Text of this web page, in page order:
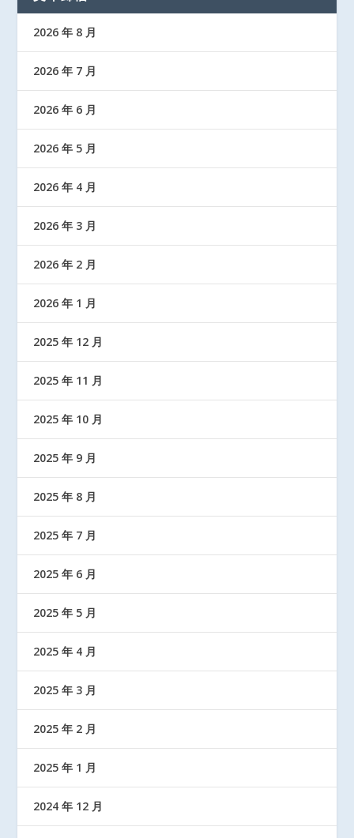
2026 年 8 月
2026 年 7 月
2026 年 6 月
2026 年 5 月
2026 年 4 月
2026 年 3 月
2026 年 2 月
2026 年 1 月
2025 年 12 月
2025 年 11 月
2025 年 10 月
2025 年 9 月
2025 年 8 月
2025 年 7 月
2025 年 6 月
2025 年 5 月
2025 年 4 月
2025 年 3 月
2025 年 2 月
2025 年 1 月
2024 年 12 月